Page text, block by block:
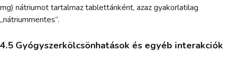
mg) nátriumot tartalmaz tablettánként, azaz gyakorlatilag
„nátriummentes”.
4.5 Gyógyszerkölcsönhatások és egyéb interakciók